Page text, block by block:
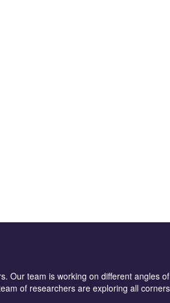
Our team is working on different angles
of researchers are exploring all